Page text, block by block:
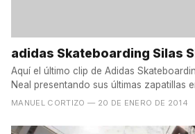
adidas Skateboarding Silas
Aquí el último clip de Adidas
Neal presentando sus últimas zapatillas
MANUEL CORTIZO — 20 DE ENERO DE 2014